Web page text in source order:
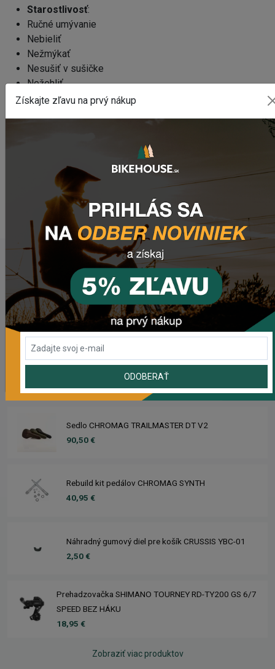
Starostlivosť:
Ručné umývanie
Nebieliť
Nežmýkať
Nesušiť v sušičke
Nežehliť
Potrebujete poradiť s výberom vhodného
, správu na
(zelené tlačidlo vpravo dole).
WEBOVÁ STRÁNKA VÝROBCU
www.gripgrab.com
POSLEDNÉ PRIDANÉ PRODUKTY
Sedlo CHROMAG LIMBER
98,50 €
Zimušné Rukavice CHROMAG SIGNAL
Sedlo CHROMAG TRAILMASTER DT V2
90,50 €
Rebuild kit pedálov CHROMAG SYNTH
40,95 €
Náhradný gumový diel pre košík CRUSSIS YBC-01
2,50 €
Prehadzovačka SHIMANO TOURNEY RD-TY200 GS 6/7
SPEED BEZ HÁKU
18,95 €
Zobraziť viac produktov
Získajte zľavu na prvý nákup
ODOBERAŤ